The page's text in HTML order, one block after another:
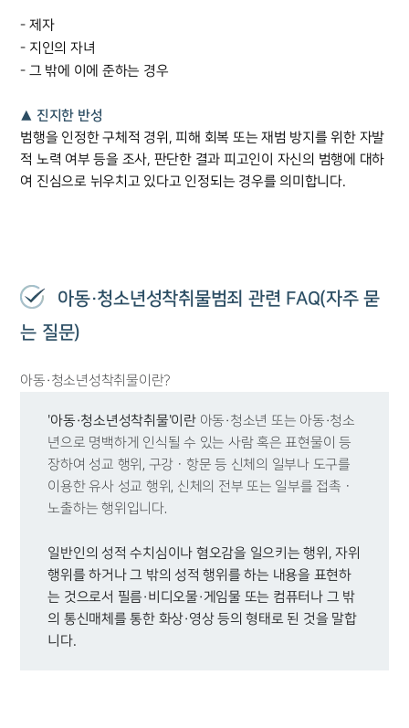
- 제자
- 지인의 자녀
- 그 밖에 이에 준하는 경우
▲ 진지한 반성
범행을 인정한 구체적 경위, 피해 회복 또는 재범 방지를 위한 자발
적 노력 여부 등을 조사, 판단한 결과 피고인이 자신의 범행에 대하
여 진심으로 뉘우치고 있다고 인정되는 경우를 의미합니다.
아동·청소년성착취물범죄 관련 FAQ(자주 묻
는 질문)
아동·청소년성착취물이란?
'아동·청소년성착취물'이란아동·청소년 또는 아동·청소
년으로 명백하게 인식될 수 있는 사람 혹은 표현물이 등
장하여 성교 행위, 구강ㆍ항문 등 신체의 일부나 도구를
이용한 유사 성교 행위, 신체의 전부 또는 일부를 접촉ㆍ
노출하는 행위입니다.
일반인의 성적 수치심이나 혐오감을 일으키는 행위, 자위
행위를 하거나 그 밖의 성적 행위를 하는 내용을 표현하
는 것으로서 필름·비디오물·게임물 또는 컴퓨터나 그 밖
의 통신매체를 통한 화상·영상 등의 형태로 된 것을 말합
니다.